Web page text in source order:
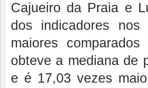
Cajueiro da Praia e
dos indicadores
maiores
obteve a mediana de
e é 17,03 vezes